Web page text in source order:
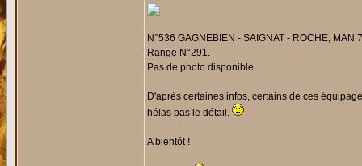
N°536 GAGNEBIEN - SAIGNAT - ROCHE,
Range N°291.
Pas de photo disponible.
D'après certaines infos, certains de ces
hélas pas le détail.
A bientôt !